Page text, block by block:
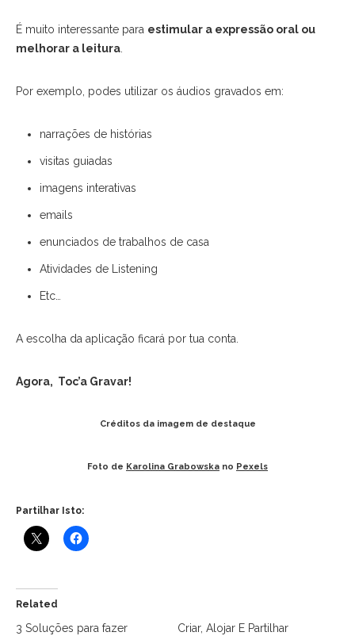
É muito interessante para estimular a expressão oral ou
melhorar a leitura
Por exemplo, podes utilizar os áudios gravados em:
narrações de histórias
visitas guiadas
imagens interativas
emails
enunciados de trabalhos de casa
Atividades de Listening
Etc…
A escolha da aplicação ficará por tua conta.
Agora, Toc’a Gravar!
Créditos da imagem de destaque
Foto de Karolina Grabowska no Pexels
Partilhar Isto:
Related
3 Soluções para fazer
Criar, Alojar E Partilhar